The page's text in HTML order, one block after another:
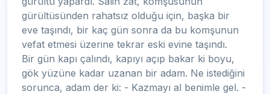
gürültüsünden rahatsız olduğu için, başka bir
eve taşındı, bir kaç gün sonra da bu komşunun
vefat etmesi üzerine tekrar eski evine taşındı.
Bir gün kapı çalındı, kapıyı açıp bakar ki boyu,
gök yüzüne kadar uzanan bir adam. Ne istediğini
sorunca, adam der ki: - Kazmayı al benimle gel. -